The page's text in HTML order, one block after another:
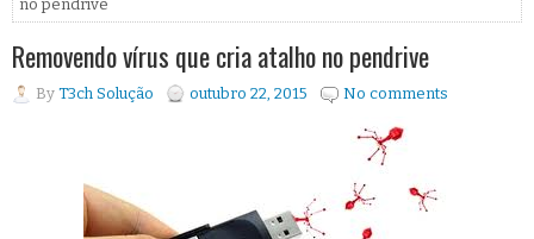
no pendrive
Removendo vírus que cria atalho no pendrive
By T3ch Solução outubro 22, 2015 No comments